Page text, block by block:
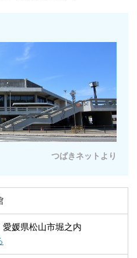
つばきネットより
媛県松山市堀之内